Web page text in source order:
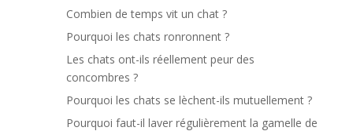
Combien de temps vit un chat ?
Pourquoi les chats ronronnent ?
Les chats ont-ils réellement peur des
concombres ?
Pourquoi les chats se lèchent-ils mutuellement ?
Pourquoi faut-il laver régulièrement la gamelle de